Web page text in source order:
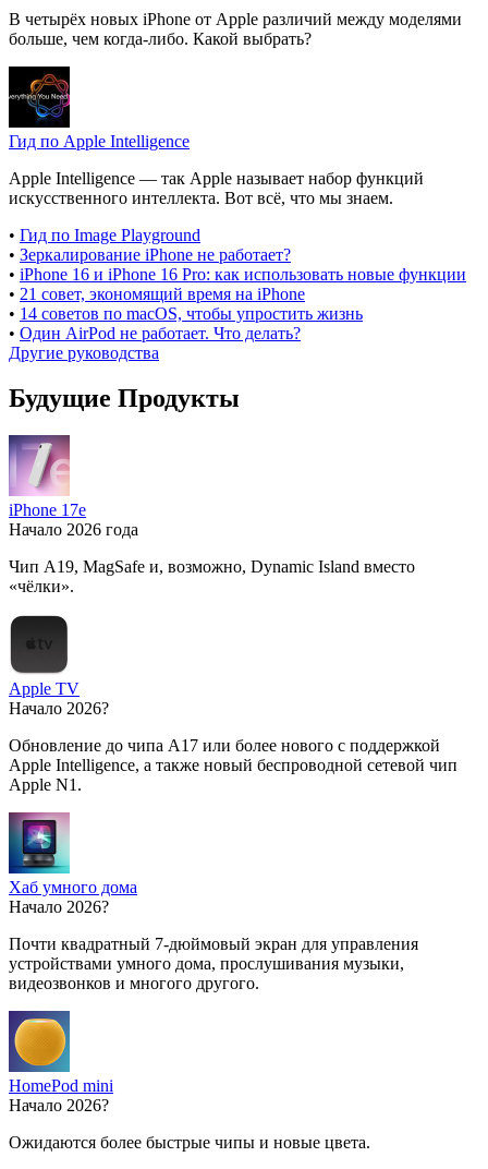
В четырёх новых iPhone от Apple различий между моделями
больше, чем когда-либо. Какой выбрать?
Гид по Apple Intelligence
Apple Intelligence — так Apple называет набор функций
искусственного интеллекта. Вот всё, что мы знаем.
• Гид по Image Playground
• Зеркалирование iPhone не работает?
• iPhone 16 и iPhone 16 Pro: как использовать новые функции
• 21 совет, экономящий время на iPhone
• 14 советов по macOS, чтобы упростить жизнь
• Один AirPod не работает. Что делать?
Другие руководства
Будущие Продукты
iPhone 17e
Начало 2026 года
Чип A19, MagSafe и, возможно, Dynamic Island вместо
«чёлки».
Apple TV
Начало 2026?
Обновление до чипа A17 или более нового с поддержкой
Apple Intelligence, а также новый беспроводной сетевой чип
Apple N1.
Хаб умного дома
Начало 2026?
Почти квадратный 7-дюймовый экран для управления
устройствами умного дома, прослушивания музыки,
видеозвонков и многого другого.
HomePod mini
Начало 2026?
Ожидаются более быстрые чипы и новые цвета.